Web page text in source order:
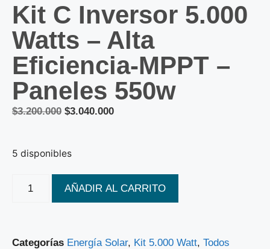
Kit C Inversor 5.000
Watts – Alta
Eficiencia-MPPT –
Paneles 550w
$3.200.000 $3.040.000
5 disponibles
AÑADIR AL CARRITO
Categorías Energía Solar, Kit 5.000 Watt, Todos